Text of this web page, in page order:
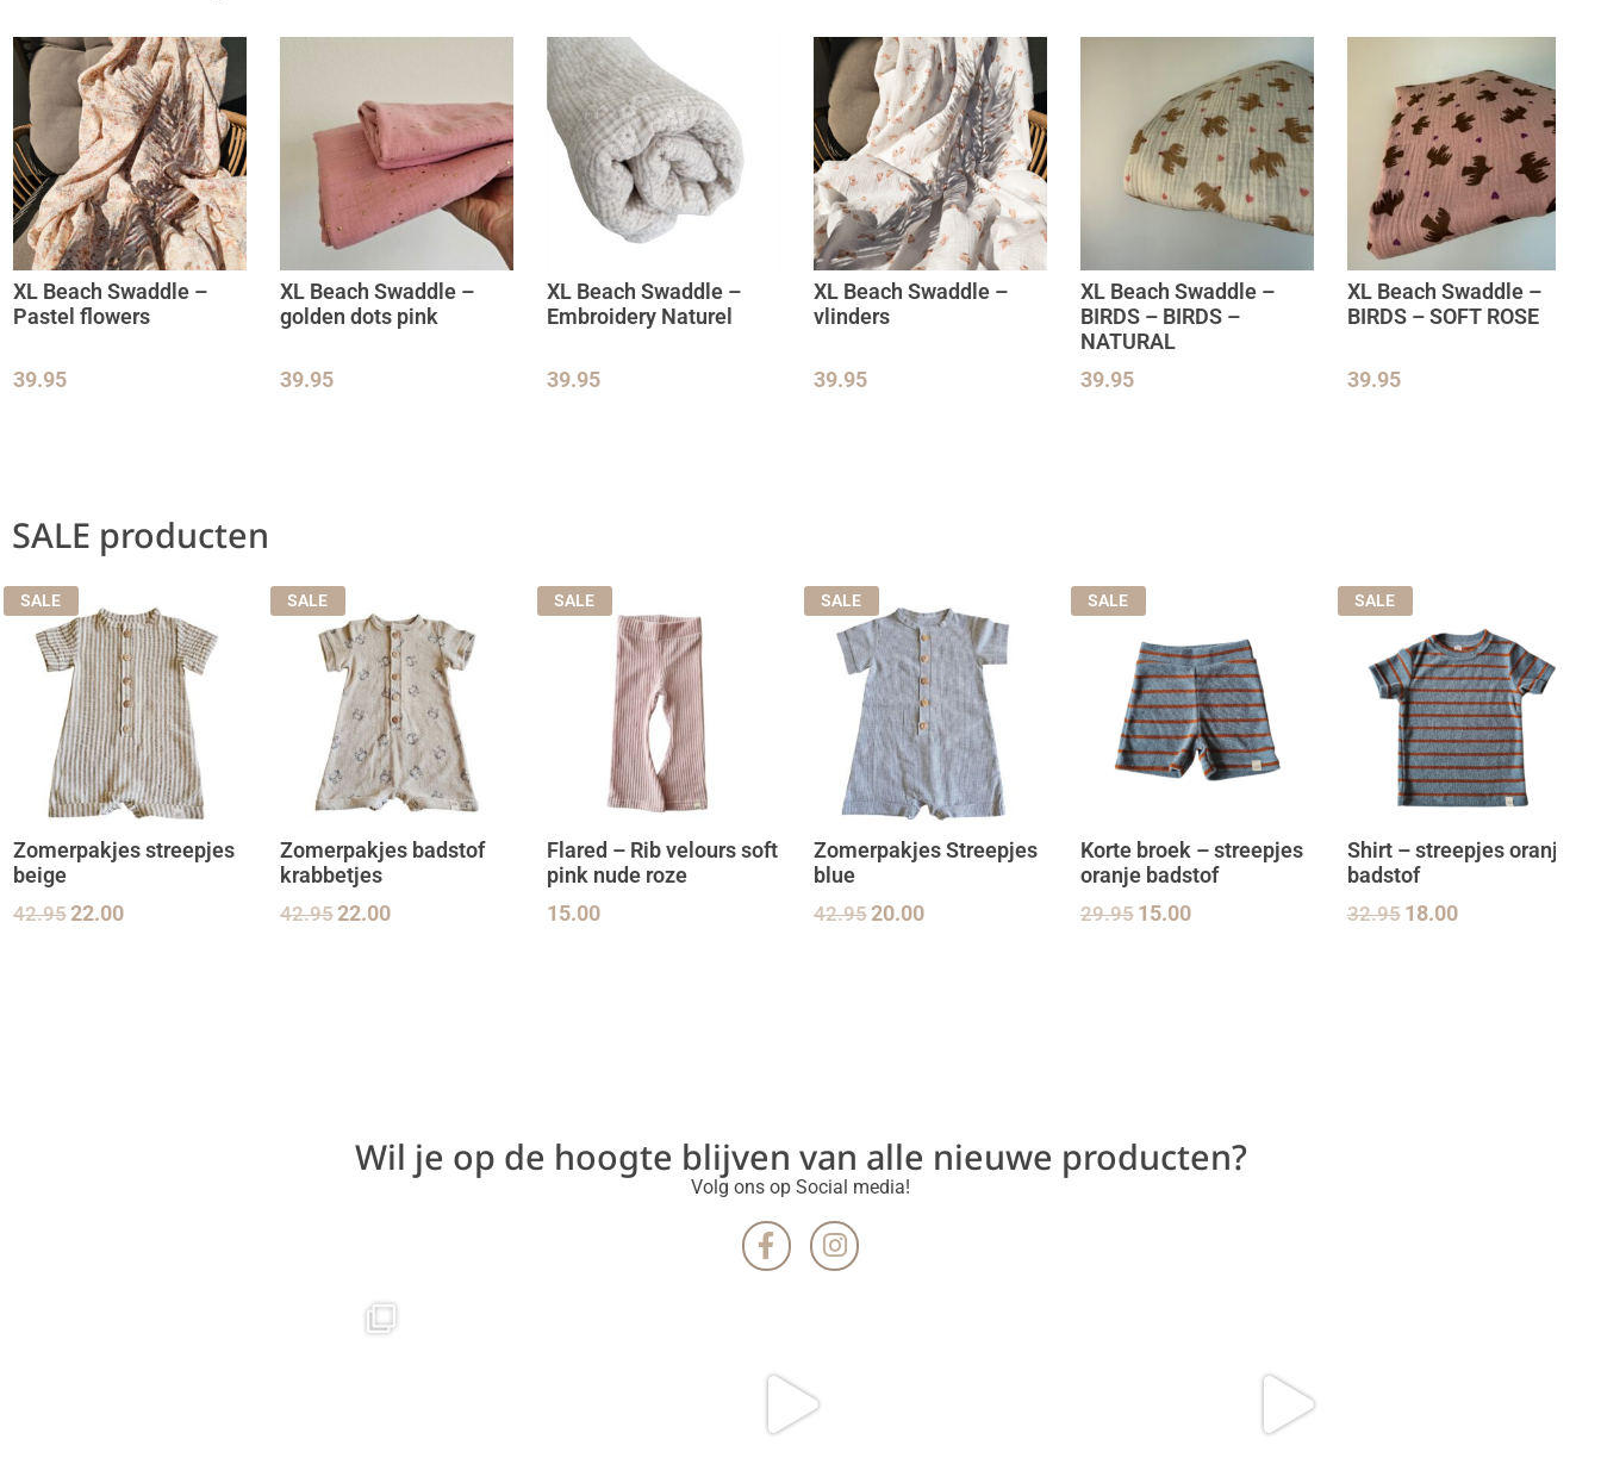
XL Beach Swaddle –
Pastel flowers
39.95
XL Beach Swaddle –
golden dots pink
39.95
XL Beach Swaddle –
Embroidery Naturel
39.95
XL Beach Swaddle –
vlinders
39.95
XL Beach Swaddle –
BIRDS – BIRDS –
NATURAL
39.95
XL Beach Swaddle –
BIRDS – SOFT ROSE
39.95
SALE producten
SALE
Zomerpakjes streepjes
beige
42.9522.00
SALE
Zomerpakjes badstof
krabbetjes
42.9522.00
SALE
Flared – Rib velours soft
pink nude roze
15.00
SALE
Zomerpakjes Streepjes
blue
42.9520.00
SALE
Korte broek – streepjes
oranje badstof
29.95 15.00
SALE
Shirt – streepjes oranje
badstof
32.95 18.00
Wil je op de hoogte blijven van alle nieuwe producten?
Volg ons op Social media!